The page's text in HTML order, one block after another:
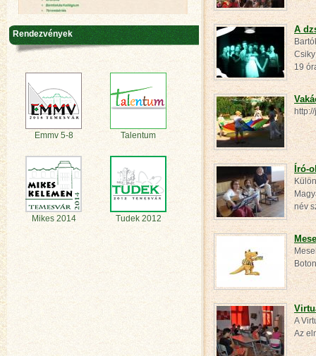
A
19
Író-
név
A
Az
Rendezvények
Emmv 5-8 Talentum
Mikes 2014 Tudek 2012